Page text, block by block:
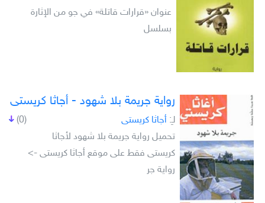
عنوان «قرارات قاتلة» في جو من الإثارة
بسلسل
رواية جريمة بلا شهود - أجاثا كريستى
(0) لـِ: أجاثا كريستى
تحميل رواية جريمة بلا شهود لأجاثا
كريستى فقط على موقع أجاثا كريستى ->
رواية جر